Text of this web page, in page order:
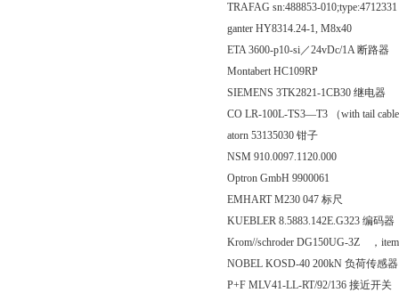
TRAFAG sn:488853-010;type:4712331
ganter HY8314.24-1, M8x40
ETA 3600-p10-si／24vDc/1A 断路器
Montabert HC109RP
SIEMENS 3TK2821-1CB30 继电器
CO LR-100L-TS3—T3 （with tail
atorn 53135030 钳子
NSM 910.0097.1120.000
Optron GmbH 9900061
EMHART M230 047 标尺
KUEBLER 8.5883.142E.G323 编码器
Krom//schroder DG150UG-3Z ，
NOBEL KOSD-40 200kN 负荷传感器
P+F MLV41-LL-RT/92/136 接近开关